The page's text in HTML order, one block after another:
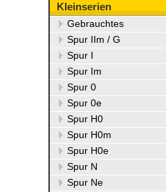
Kleinserien
Gebrauchtes
Spur IIm / G
Spur I
Spur Im
Spur 0
Spur 0e
Spur H0
Spur H0m
Spur H0e
Spur N
Spur Ne